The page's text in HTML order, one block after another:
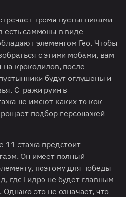
тремя пустынниками
есть саммоны в виде
элементом Гео. Чтобы
с этими мобами, вам
на крокодилов, после
будут оглушены и
Стражи руин в
не имеют каких-то кок-
подбор персонажей
11 этажа предстоит
Он имеет полный
поэтому для победы
где Гидро не будет главным
это не означает, что